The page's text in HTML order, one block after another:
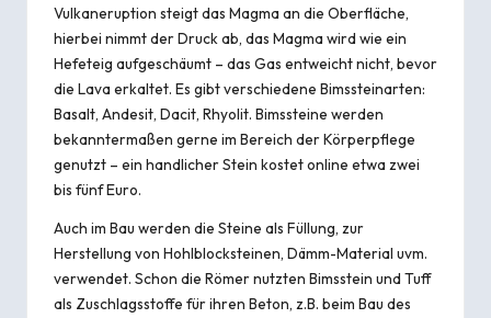
Vulkaneruption steigt das Magma an die Oberfläche,
hierbei nimmt der Druck ab, das Magma wird wie ein
Hefeteig aufgeschäumt – das Gas entweicht nicht, bevor
die Lava erkaltet. Es gibt verschiedene Bimssteinarten:
Basalt, Andesit, Dacit, Rhyolit. Bimssteine werden
bekanntermaßen gerne im Bereich der Körperpflege
genutzt – ein handlicher Stein kostet online etwa zwei
bis fünf Euro.
Auch im Bau werden die Steine als Füllung, zur
Herstellung von Hohlblocksteinen, Dämm-Material uvm.
verwendet. Schon die Römer nutzten Bimsstein und Tuff
als Zuschlagsstoffe für ihren Beton, z.B. beim Bau des